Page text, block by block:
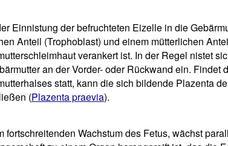
Einnistung der befruchteten Eizelle in die
Anteil (Trophoblast) und einem mütterlichen
verankert ist. In der Regel nistet
an der Vorder- oder Rückwand ein. Findet
statt, kann die sich bildende Plazenta
(Plazenta praevia).
fortschreitenden Wachstum des Fetus, wächst